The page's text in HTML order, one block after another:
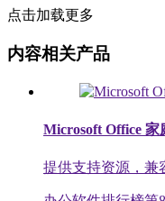
点击加载更多
内容相关产品
Microsoft Office 家
提供支持资源，兼